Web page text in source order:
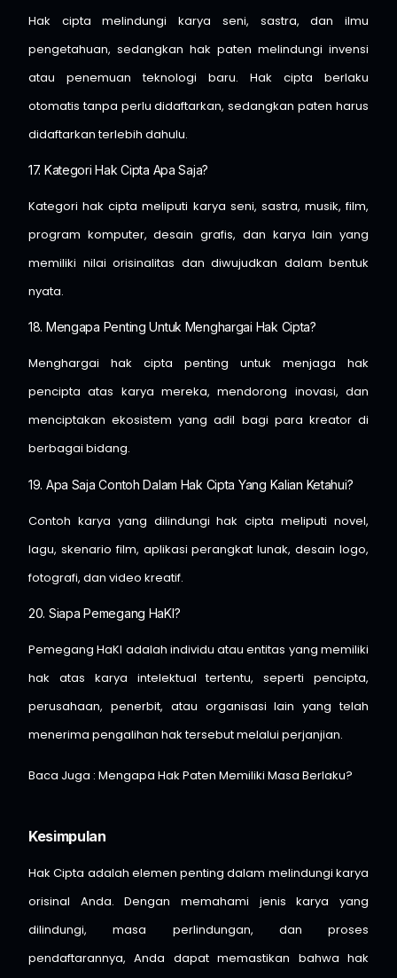
Hak cipta melindungi karya seni, sastra, dan ilmu
pengetahuan, sedangkan hak paten melindungi invensi
atau penemuan teknologi baru. Hak cipta berlaku
otomatis tanpa perlu didaftarkan, sedangkan paten harus
didaftarkan terlebih dahulu.
17. Kategori Hak Cipta Apa Saja?
Kategori hak cipta meliputi karya seni, sastra, musik, film,
program komputer, desain grafis, dan karya lain yang
memiliki nilai orisinalitas dan diwujudkan dalam bentuk
nyata.
18. Mengapa Penting Untuk Menghargai Hak Cipta?
Menghargai hak cipta penting untuk menjaga hak
pencipta atas karya mereka, mendorong inovasi, dan
menciptakan ekosistem yang adil bagi para kreator di
berbagai bidang.
19. Apa Saja Contoh Dalam Hak Cipta Yang Kalian Ketahui?
Contoh karya yang dilindungi hak cipta meliputi novel,
lagu, skenario film, aplikasi perangkat lunak, desain logo,
fotografi, dan video kreatif.
20. Siapa Pemegang HaKI?
Pemegang HaKI adalah individu atau entitas yang memiliki
hak atas karya intelektual tertentu, seperti pencipta,
perusahaan, penerbit, atau organisasi lain yang telah
menerima pengalihan hak tersebut melalui perjanjian.
Baca Juga : Mengapa Hak Paten Memiliki Masa Berlaku?
Kesimpulan
Hak Cipta adalah elemen penting dalam melindungi karya
orisinal Anda. Dengan memahami jenis karya yang
dilindungi, masa perlindungan, dan proses
pendaftarannya, Anda dapat memastikan bahwa hak